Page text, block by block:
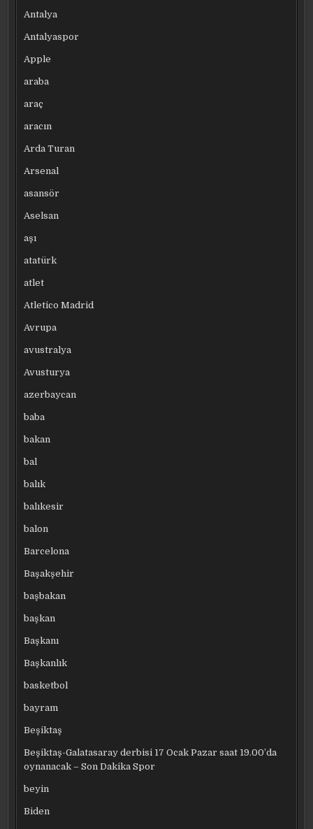
Antalya
Antalyaspor
Apple
araba
araç
aracın
Arda Turan
Arsenal
asansör
Aselsan
aşı
atatürk
atlet
Atletico Madrid
Avrupa
avustralya
Avusturya
azerbaycan
baba
bakan
bal
balık
balıkesir
balon
Barcelona
Başakşehir
başbakan
başkan
Başkanı
Başkanlık
basketbol
bayram
Beşiktaş
Beşiktaş-Galatasaray derbisi 17 Ocak Pazar saat 19.00’da
oynanacak – Son Dakika Spor
beyin
Biden